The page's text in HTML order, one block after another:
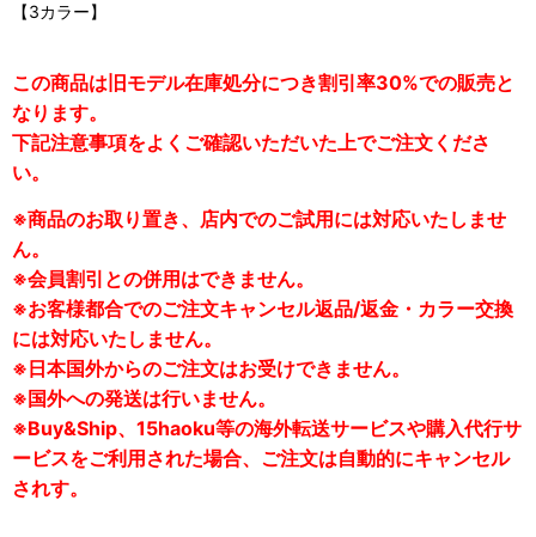
【3カラー】
この商品は旧モデル在庫処分につき割引率30%での販売と
なります。
下記注意事項をよくご確認いただいた上でご注文くださ
い。
※商品のお取り置き、店内でのご試用には対応いたしませ
ん。
※会員割引との併用はできません。
※お客様都合でのご注文キャンセル返品/返金・カラー交換
には対応いたしません。
※日本国外からのご注文はお受けできません。
※国外への発送は行いません。
※Buy&Ship、15haoku等の海外転送サービスや購入代行サ
ービスをご利用された場合、ご注文は自動的にキャンセル
されす。